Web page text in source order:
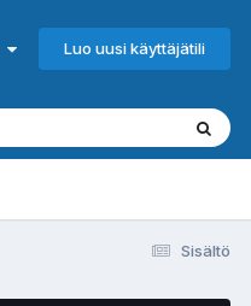
Luo uusi käyttäjätili
Sisältö